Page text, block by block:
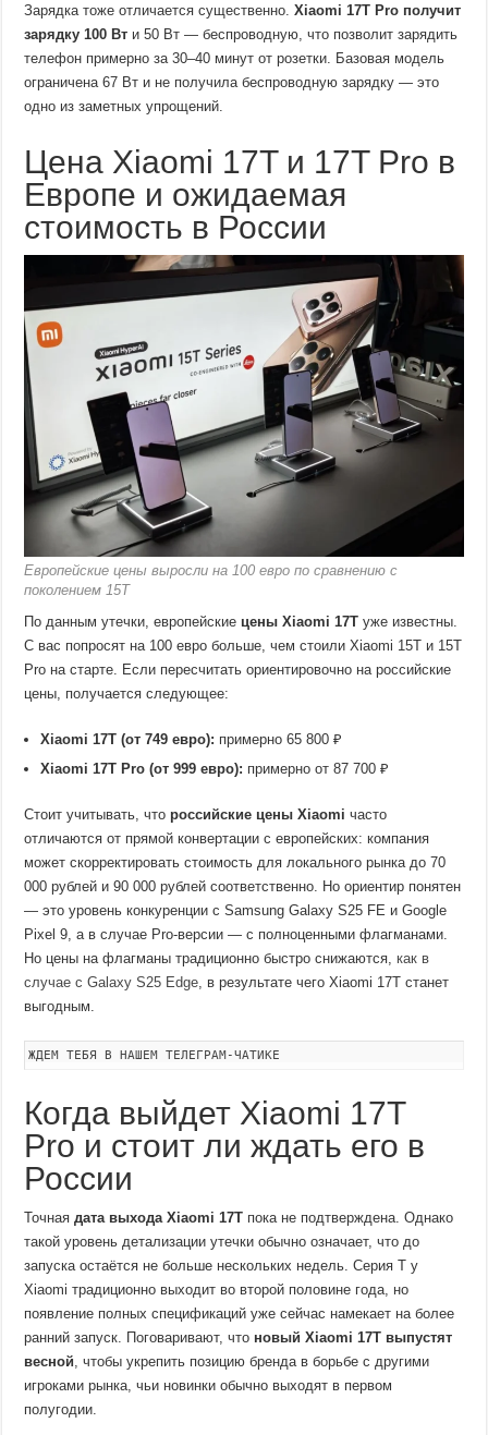
Зарядка тоже отличается существенно.Xiaomi 17T Pro получит
зарядку 100 Вт и 50 Вт — беспроводную, что позволит зарядить
телефон примерно за 30–40 минут от розетки. Базовая модель
ограничена 67 Вт и не получила беспроводную зарядку — это
одно из заметных упрощений.
Цена Xiaomi 17T и 17T Pro в
Европе и ожидаемая
стоимость в России
Европейские цены выросли на 100 евро по сравнению с
поколением 15T
По данным утечки, европейские цены Xiaomi 17T уже известны.
С вас попросят на 100 евро больше, чем стоили Xiaomi 15T и 15T
Pro на старте. Если пересчитать ориентировочно на российские
цены, получается следующее:
Xiaomi 17T (от 749 евро): примерно 65 800 ₽
Xiaomi 17T Pro (от 999 евро): примерно от 87 700 ₽
Стоит учитывать, чтороссийские цены Xiaomi часто
отличаются от прямой конвертации с европейских: компания
может скорректировать стоимость для локального рынка до 70
000 рублей и 90 000 рублей соответственно. Но ориентир понятен
— это уровень конкуренции с Samsung Galaxy S25 FE и Google
Pixel 9, а в случае Pro-версии — с полноценными флагманами.
Но цены на флагманы традиционно быстро снижаются,как в
случае с Galaxy S25 Edge , в результате чего Xiaomi 17T станет
выгодным.
ЖДЕМ ТЕБЯ В НАШЕМ ТЕЛЕГРАМ-ЧАТИКЕ
Когда выйдет Xiaomi 17T
Pro и стоит ли ждать его в
России
Точнаядата выхода Xiaomi 17T пока не подтверждена. Однако
такой уровень детализации утечки обычно означает, что до
запуска остаётся не больше нескольких недель. Серия T у
Xiaomi традиционно выходит во второй половине года, но
появление полных спецификаций уже сейчас намекает на более
ранний запуск. Поговаривают, что новый Xiaomi 17T выпустят
весной , чтобы укрепить позицию бренда в борьбе с другими
игроками рынка, чьи новинки обычно выходят в первом
полугодии.